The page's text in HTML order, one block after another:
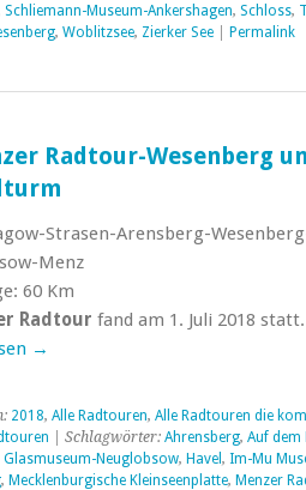
Schliemann-Museum-Ankershagen, Schloss,
, Woblitzsee, Zierker See| Permalink
Radtour-Wesenberg
Strasen-Arensberg-
Menz
60 Km
Radtour fand am 1. Juli 2018 statt.
→
2018, Alle Radtouren, Alle Radtouren die
| Schlagwörter: Ahrensberg, Auf
Glasmuseum-Neuglobsow, Havel , Im-Mu
, Mecklenburgische Kleinseenplatte, Menzer